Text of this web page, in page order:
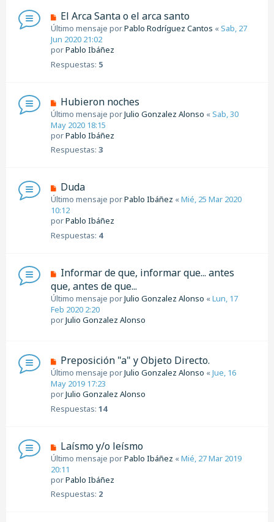
El Arca Santa o el arca santo
Último mensaje porPablo Rodríguez Cantos «Sab, 27
Jun 2020 21:02
porPablo Ibáñez
Respuestas: 5
Hubieron noches
Último mensaje porJulio Gonzalez Alonso «Sab, 30
May 2020 18:15
porPablo Ibáñez
Respuestas: 3
Duda
Último mensaje porPablo Ibáñez «Mié, 25 Mar 2020
10:12
porPablo Ibáñez
Respuestas: 4
Informar de que, informar que... antes
que, antes de que...
Último mensaje porJulio Gonzalez Alonso «Lun, 17
Feb 2020 2:20
porJulio Gonzalez Alonso
Preposición "a" y Objeto Directo.
Último mensaje porJulio Gonzalez Alonso «Jue, 16
May 2019 17:23
porJulio Gonzalez Alonso
Respuestas: 14
Laísmo y/o leísmo
Último mensaje porPablo Ibáñez «Mié, 27 Mar 2019
20:11
porPablo Ibáñez
Respuestas: 2